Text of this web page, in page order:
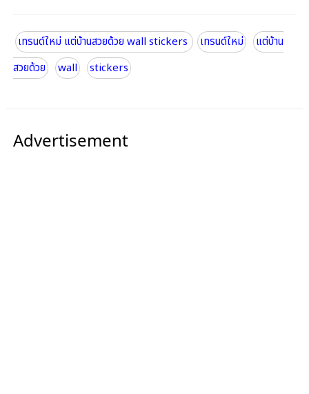
เทรนด์ใหม่ แต่บ้านสวยด้วย wall stickers เทรนด์ใหม่
แต่บ้าน
สวยด้วย
wall stickers
Advertisement